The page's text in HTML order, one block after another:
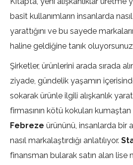
basit kullanımların insanlarda
yarattığını ve bu sayede
haline geldiğine tanık
Şirketler, ürünlerini arada sırada
ziyade, gündelik yaşamın
sokarak ürünle ilgili alışkanlık
firmasının kötü kokuları
Febreze ürününü, insanlarda bir
nasıl markalaştırdığı anlatılıyor.
finansman bularak satın alan lise